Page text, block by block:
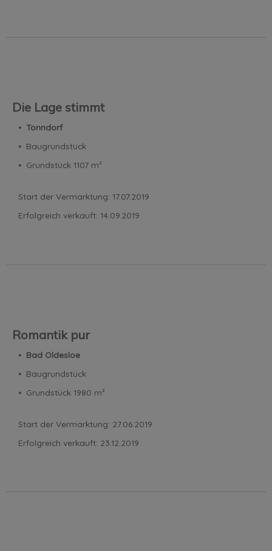
Die Lage stimmt
⦁ Tonndorf
⦁ Baugrundstück
⦁ Grundstück 1107 m²
Start der Vermarktung: 17.07.2019
Erfolgreich verkauft: 14.09.2019
Romantik pur
⦁ Bad Oldesloe
⦁ Baugrundstück
⦁ Grundstück 1980 m²
Start der Vermarktung: 27.06.2019
Erfolgreich verkauft: 23.12.2019